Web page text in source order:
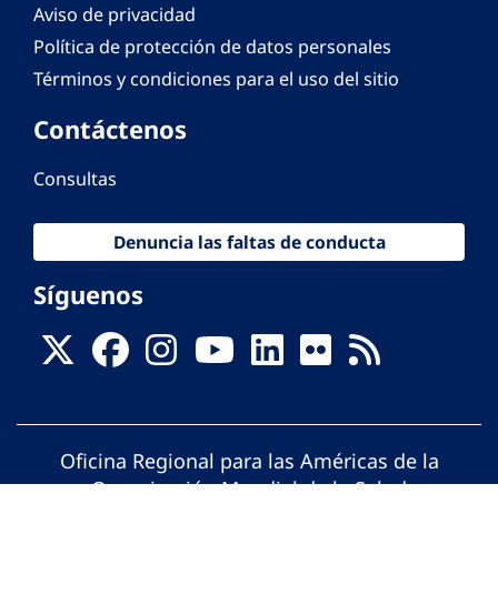
Aviso de privacidad
Política de protección de datos personales
Términos y condiciones para el uso del sitio
Contáctenos
Consultas
Denuncia las faltas de conducta
Síguenos
Oficina Regional para las Américas de la
Organización Mundial de la Salud